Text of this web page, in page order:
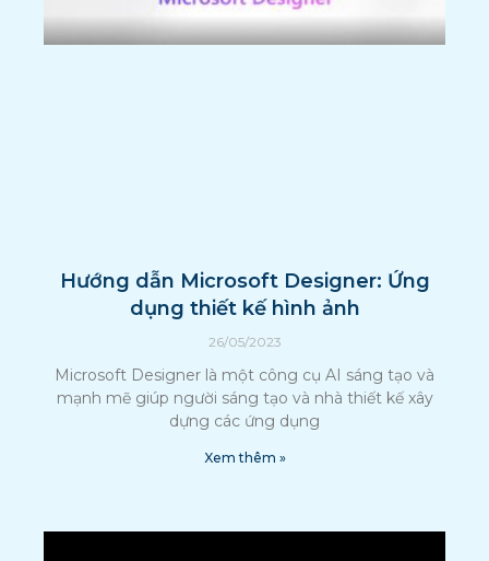
Hướng dẫn Microsoft Designer: Ứng
dụng thiết kế hình ảnh
26/05/2023
Microsoft Designer là một công cụ AI sáng tạo và
mạnh mẽ giúp người sáng tạo và nhà thiết kế xây
dựng các ứng dụng
Xem thêm »